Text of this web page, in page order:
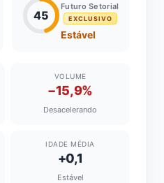
45
Futuro Setorial
EXCLUSIVO
Estável
VOLUME
−15,9%
Desacelerando
IDADE MÉDIA
+0,1
Estável